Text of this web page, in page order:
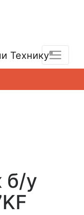
б/у